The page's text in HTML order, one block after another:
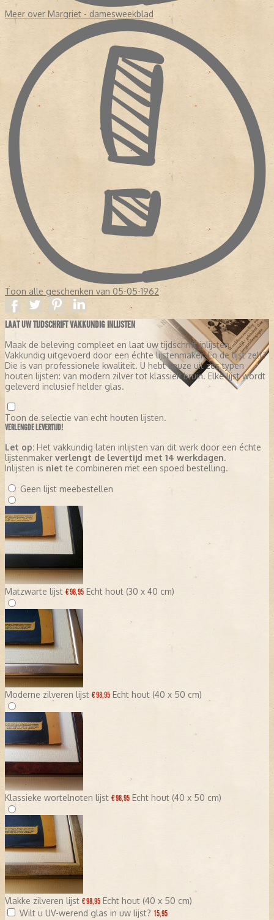
Meer over Margriet - damesweekblad
Toon alle geschenken van 05-05-1962
LAAT UW TIJDSCHRIFT VAKKUNDIG INLIJSTEN
Maak de beleving compleet en laat uw tijdschrift inlijsten.
Vakkundig uitgevoerd door een échte lijstenmaker. En de lijst zelf?
Die is van professionele kwaliteit. U hebt keuze uit zes typen
houten lijsten: van modern zilver tot klassiek bruin. Elke lijst wordt
geleverd inclusief helder glas.
Toon de selectie van echt houten lijsten.
VERLENGDE LEVERTIJD!
Let op: Het vakkundig laten inlijsten van dit werk door een échte
lijstenmaker verlengt de levertijd met 14 werkdagen.
Inlijsten is niet te combineren met een spoed bestelling.
Geen lijst meebestellen
Matzwarte lijst € 98,95 Echt hout (30 x 40 cm)
Moderne zilveren lijst € 98,95 Echt hout (40 x 50 cm)
Klassieke wortelnoten lijst € 98,95 Echt hout (40 x 50 cm)
Vlakke zilveren lijst € 98,95 Echt hout (40 x 50 cm)
Wilt u UV-werend glas in uw lijst? 15,95